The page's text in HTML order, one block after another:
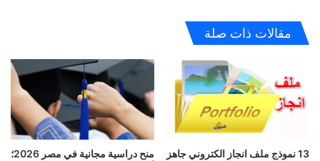
مقالات ذات صلة
13 نموذج ملف انجاز الكتروني جاهز
منح دراسية مجانية في مصر 2026؛